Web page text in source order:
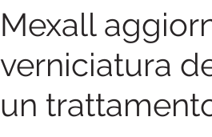
Mexall
verniciatura
un